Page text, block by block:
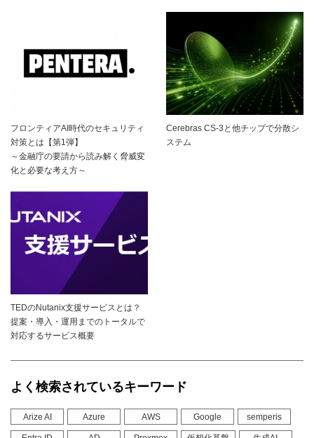
フロンティアAI時代のセキュリティ
対策とは【第1弾】
～金融庁の要請から読み解く脅威変
化と必要な考え方～
Cerebras CS-3と他チップで分散シ
ステム
TEDのNutanix支援サービスとは？
提案・導入・運用までのトータルで
対応するサービス概要
よく検索されているキーワード
Arize AI Azure AWS Google semperis